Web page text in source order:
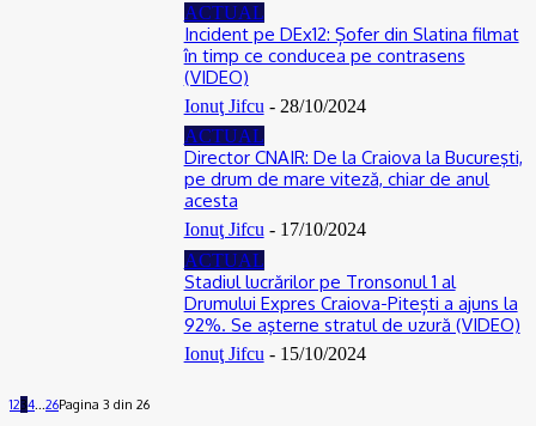
ACTUAL
Incident pe DEx12: Șofer din Slatina filmat
în timp ce conducea pe contrasens
(VIDEO)
Ionuţ Jifcu - 28/10/2024
ACTUAL
Director CNAIR: De la Craiova la Bucureşti,
pe drum de mare viteză, chiar de anul
acesta
Ionuţ Jifcu - 17/10/2024
ACTUAL
Stadiul lucrărilor pe Tronsonul 1 al
Drumului Expres Craiova-Pitești a ajuns la
92%. Se aşterne stratul de uzură (VIDEO)
Ionuţ Jifcu - 15/10/2024
1234 26Pagina 3 din 26